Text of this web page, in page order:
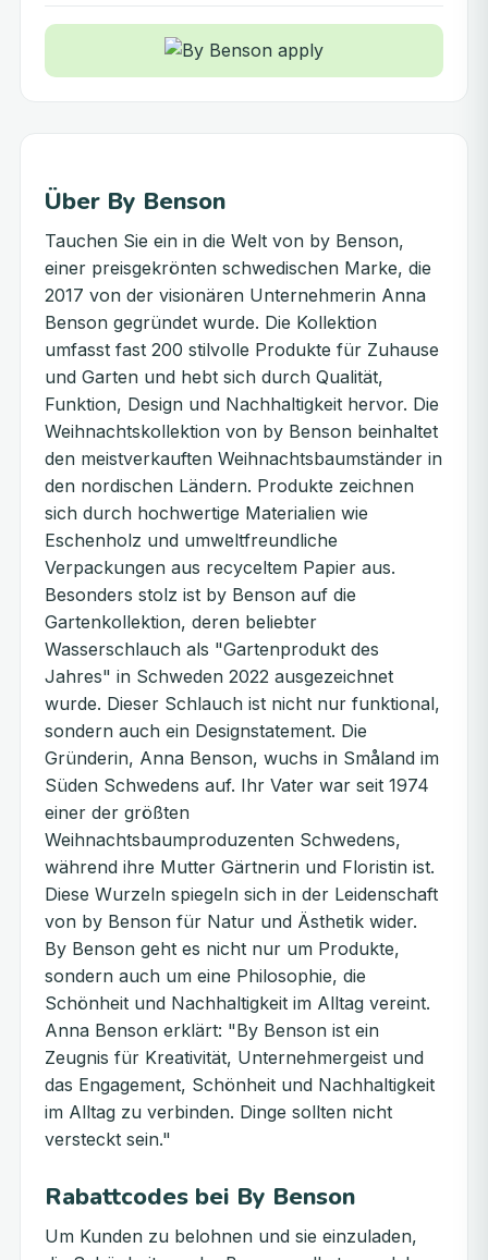
Über By Benson
Tauchen Sie ein in die Welt von by Benson,
einer preisgekrönten schwedischen Marke, die
2017 von der visionären Unternehmerin Anna
Benson gegründet wurde. Die Kollektion
umfasst fast 200 stilvolle Produkte für Zuhause
und Garten und hebt sich durch Qualität,
Funktion, Design und Nachhaltigkeit hervor. Die
Weihnachtskollektion von by Benson beinhaltet
den meistverkauften Weihnachtsbaumständer in
den nordischen Ländern. Produkte zeichnen
sich durch hochwertige Materialien wie
Eschenholz und umweltfreundliche
Verpackungen aus recyceltem Papier aus.
Besonders stolz ist by Benson auf die
Gartenkollektion, deren beliebter
Wasserschlauch als "Gartenprodukt des
Jahres" in Schweden 2022 ausgezeichnet
wurde. Dieser Schlauch ist nicht nur funktional,
sondern auch ein Designstatement. Die
Gründerin, Anna Benson, wuchs in Småland im
Süden Schwedens auf. Ihr Vater war seit 1974
einer der größten
Weihnachtsbaumproduzenten Schwedens,
während ihre Mutter Gärtnerin und Floristin ist.
Diese Wurzeln spiegeln sich in der Leidenschaft
von by Benson für Natur und Ästhetik wider.
By Benson geht es nicht nur um Produkte,
sondern auch um eine Philosophie, die
Schönheit und Nachhaltigkeit im Alltag vereint.
Anna Benson erklärt: "By Benson ist ein
Zeugnis für Kreativität, Unternehmergeist und
das Engagement, Schönheit und Nachhaltigkeit
im Alltag zu verbinden. Dinge sollten nicht
versteckt sein."
Rabattcodes bei By Benson
Um Kunden zu belohnen und sie einzuladen,